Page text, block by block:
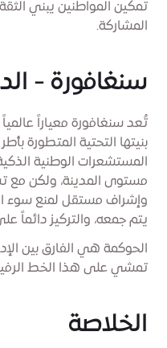
تمكين المواطنين يبني
المشاركة.
سنغافورة -
تُعد سنغافورة معياراً
بنيتها التحتية المتطورة
المستشعرات الوطنية
مستوى المدينة، ولكن مع
وإشراف مستقل لمنع سوء
يتم جمعه، والتركيز دائماً
الحوكمة هي الفارق بين
تمشي على هذا الخط
الخلاصة